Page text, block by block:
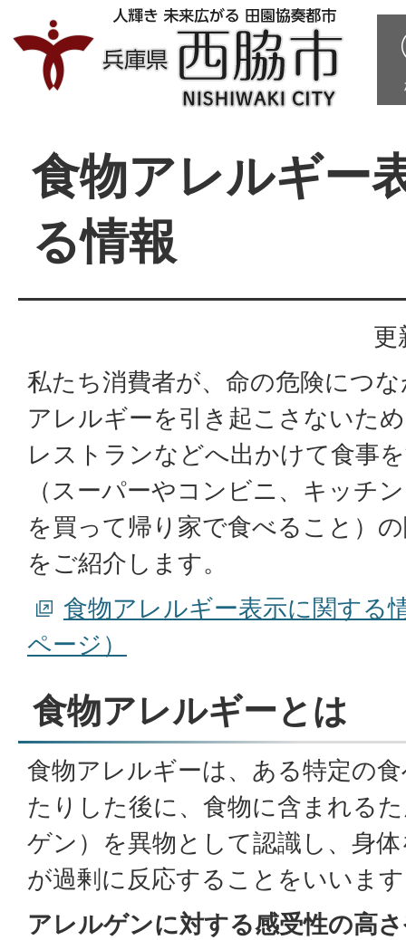
食物アレルギー
る情報
更
私たち消費者が、命の危険につ
アレルギーを引き起こさないた
レストランなどへ出かけて食事
（スーパーやコンビニ、キッチ
を買って帰り家で食べること）
をご紹介します。
食物アレルギー表示に関する
ページ）
食物アレルギーとは
食物アレルギーは、ある特定の
たりした後に、食物に含まれる
ゲン）を異物として認識し、身
が過剰に反応することをいい
アレルゲンに対する感受性の高